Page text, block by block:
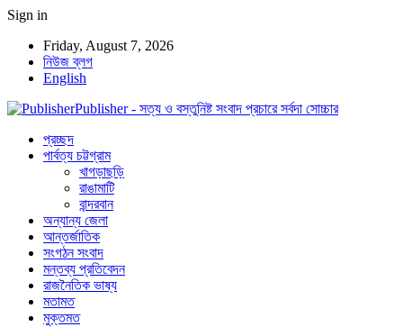
Sign in
Friday, August 7, 2026
নিউজ ব্লগ
English
Publisher - সত্য ও বস্তুনিষ্ট সংবাদ প্রচারে সর্বদা সোচ্চার
প্রচ্ছদ
পার্বত্য চট্টগ্রাম
খাগড়াছড়ি
রাঙামাটি
বান্দরবান
অন্যান্য জেলা
আন্তর্জাতিক
সংগঠন সংবাদ
মন্তব্য প্রতিবেদন
রাজনৈতিক ভাষ্য
মতামত
মুক্তমত